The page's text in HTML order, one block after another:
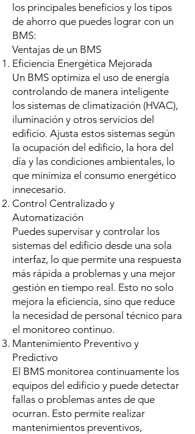
los principales beneficios y los tipos
de ahorro que puedes lograr con un
BMS:
Ventajas de un BMS
Eficiencia Energética Mejorada
Un BMS optimiza el uso de energía
controlando de manera inteligente
los sistemas de climatización (HVAC),
iluminación y otros servicios del
edificio. Ajusta estos sistemas según
la ocupación del edificio, la hora del
día y las condiciones ambientales, lo
que minimiza el consumo energético
innecesario.
Control Centralizado y
Automatización
Puedes supervisar y controlar los
sistemas del edificio desde una sola
interfaz, lo que permite una respuesta
más rápida a problemas y una mejor
gestión en tiempo real. Esto no solo
mejora la eficiencia, sino que reduce
la necesidad de personal técnico para
el monitoreo continuo.
Mantenimiento Preventivo y
Predictivo
El BMS monitorea continuamente los
equipos del edificio y puede detectar
fallas o problemas antes de que
ocurran. Esto permite realizar
mantenimientos preventivos,